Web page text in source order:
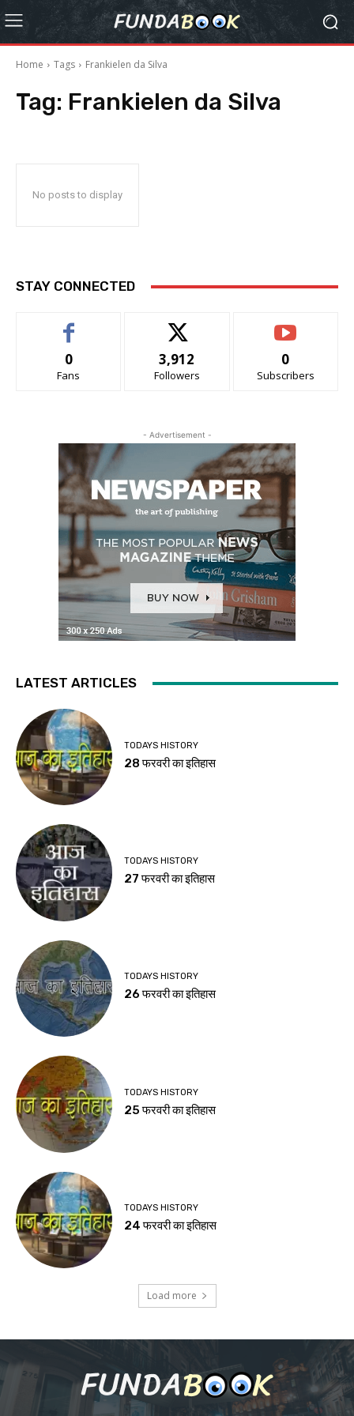
Home Tags Frankielen da Silva
Tag: Frankielen da Silva
No posts to display
STAY CONNECTED
0
Fans
3,912
Followers
0
Subscribers
- Advertisement -
LATEST ARTICLES
TODAYS HISTORY
28 फरवरी का इतिहास
TODAYS HISTORY
27 फरवरी का इतिहास
TODAYS HISTORY
26 फरवरी का इतिहास
TODAYS HISTORY
25 फरवरी का इतिहास
TODAYS HISTORY
24 फरवरी का इतिहास
Load more